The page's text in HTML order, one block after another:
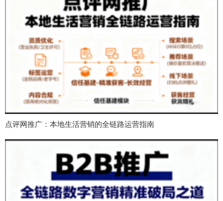
点评网推广：本地生活营销的全链路运营指南